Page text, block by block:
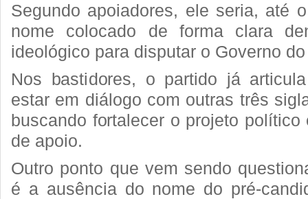
Segundo apoiadores, ele seria, até
nome colocado de forma clara
ideológico para disputar o Governo
Nos bastidores, o partido já
estar em diálogo com outras três
buscando fortalecer o projeto
de apoio.
Outro ponto que vem sendo
é a ausência do nome do pré-